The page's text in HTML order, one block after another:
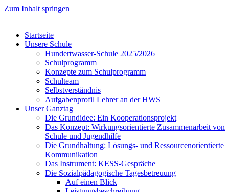
Zum Inhalt springen
Startseite
Unsere Schule
Hundertwasser-Schule 2025/2026
Schulprogramm
Konzepte zum Schulprogramm
Schulteam
Selbst­ver­ständ­nis
Aufgabenprofil Lehrer an der HWS
Unser Ganztag
Die Grundidee: Ein Kooperationsprojekt
Das Konzept: Wirkungsorientierte Zusammenarbeit von
Schule und Jugendhilfe
Die Grundhaltung: Lösungs- und Ressourcenorientierte
Kommunikation
Das Instrument: KESS-Gespräche
Die Sozialpädagogische Tagesbetreuung
Auf einen Blick